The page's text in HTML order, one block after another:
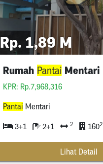
Rp. 1,89 M
Rumah Pantai Mentari
KPR: Rp.7,968,316
Pantai Mentari
3+1 2+1 2 1602
Lihat Detail